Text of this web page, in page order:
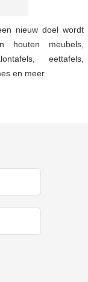
nieuw doel wordt
houten meubels,
eettafels,
en meer